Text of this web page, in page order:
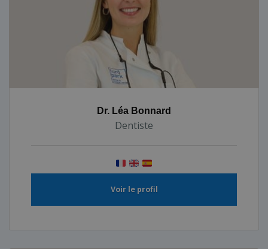
Dr. Léa Bonnard
Dentiste
Voir le profil